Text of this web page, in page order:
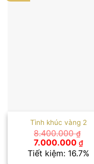
Tình khúc vàng 2
8.400.000₫
Giá
gốc
là:
7.000.000 ₫Giá
hiện
tại
Tiết kiệm: 16.7%